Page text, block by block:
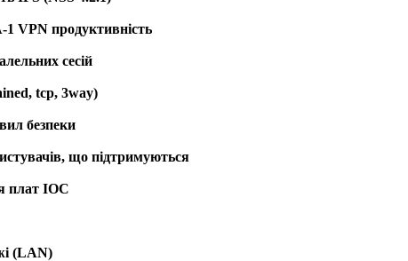
1 VPN продуктивність
сесій
tcp, 3way)
безпеки
що підтримуються
плат IOC
(LAN)